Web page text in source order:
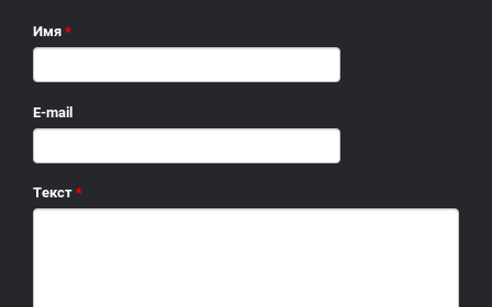
Имя *
E-mail
Текст *